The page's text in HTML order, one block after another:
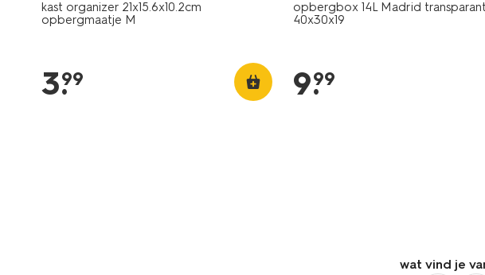
kast organizer 21x15.6x10.2cm
opbergmaatje M
3.
99
opbergbox 14L Madrid transparant
40x30x19
9.
99
wat vind je